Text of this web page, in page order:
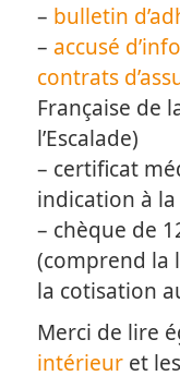
– bulletin
– accusé
contrats
Française de
l’Escalade)
– certificat
indication à la
– chèque de
(comprend la
la cotisation
Merci de lire
intérieur et les